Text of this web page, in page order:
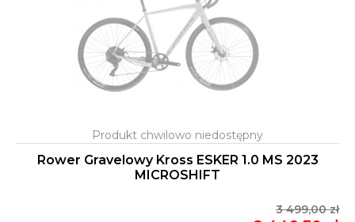
Rower Gravelowy Kross ESKER 1.0 MS 2023
MICROSHIFT
3 499,00 zł